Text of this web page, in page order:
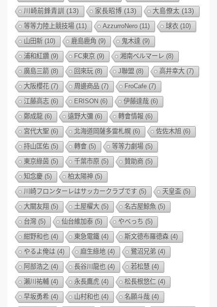
川崎前鋒青訓 (13) 家長昭博 (13) 大島僚太 (13)
等等力陸上競技場 (11) AzzurroNero (11) 球衣 (10)
山田新 (10) 鹿島鹿角 (9) 鬼木達 (9)
浦和紅鑽 (9) FC東京 (9) 湘南ベルマーレ (8)
廣島三箭 (8) 回來玩 (8) J聯盟 (8) 高井幸大 (7)
大阪櫻花 (7) 周邊商品 (7) FroCafe (7)
江藤高志 (6) ERISON (6) 伊藤達哉 (6)
鄭成龍 (6) 遠野大彌 (6) 轉會情報 (6)
宮代大聖 (6) 北海道岡薩多雷札幌 (6) 佐佐木旭 (6)
持山匡佑 (5) 轉會 (5) 等等力劇場 (5)
東京綠茵 (5) 千葉市原 (5) 贊助商 (5)
知念慶 (5) 柏太陽神 (5)
川崎フロンターレはサッカークラブです (5) 天皇盃 (5)
大關友翔 (5) 土屋櫂大 (5) 名古屋鯨魚 (5)
台灣 (5) 仙台維加泰 (5) やべっち (5)
紺野和也 (4) 東急電鐵 (4) 斯文德布羅德森 (4)
やるよ俺は (4) 麻生綠地 (4) 鷺沼兄弟 (4)
阿部浩之 (4) 長谷川龍也 (4) 若松慧 (4)
瀨川祐輔 (4) 永長鷹虎 (4) 松長根悠仁 (4)
早坂勇希 (4) 山村和也 (4) 名願斗哉 (4)